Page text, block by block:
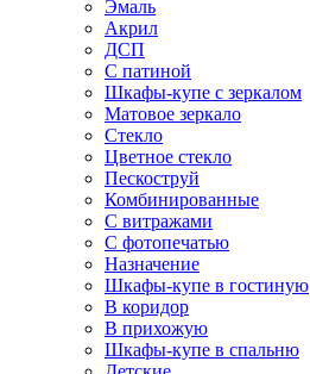
Эмаль
Акрил
ДСП
С патиной
Шкафы-купе с зеркалом
Матовое зеркало
Стекло
Цветное стекло
Пескоструй
Комбинированные
С витражами
С фотопечатью
Назначение
Шкафы-купе в гостиную
В коридор
В прихожую
Шкафы-купе в спальню